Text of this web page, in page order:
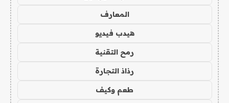
المعارف
هيدب فيديو
رمح التقنية
رذاذ التجارة
طعم وكيف